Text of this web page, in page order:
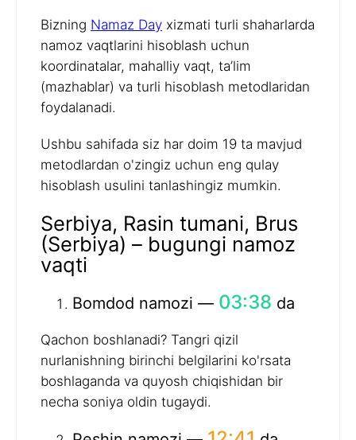
Bizning Namaz Day xizmati turli shaharlarda
namoz vaqtlarini hisoblash uchun
koordinatalar, mahalliy vaqt, ta’lim
(mazhablar) va turli hisoblash metodlaridan
foydalanadi.
Ushbu sahifada siz har doim 19 ta mavjud
metodlardan o'zingiz uchun eng qulay
hisoblash usulini tanlashingiz mumkin.
Serbiya, Rasin tumani, Brus
(Serbiya) – bugungi namoz
vaqti
Bomdod namozi — 03:38 da
Qachon boshlanadi? Tangri qizil
nurlanishning birinchi belgilarini ko'rsata
boshlaganda va quyosh chiqishidan bir
necha soniya oldin tugaydi.